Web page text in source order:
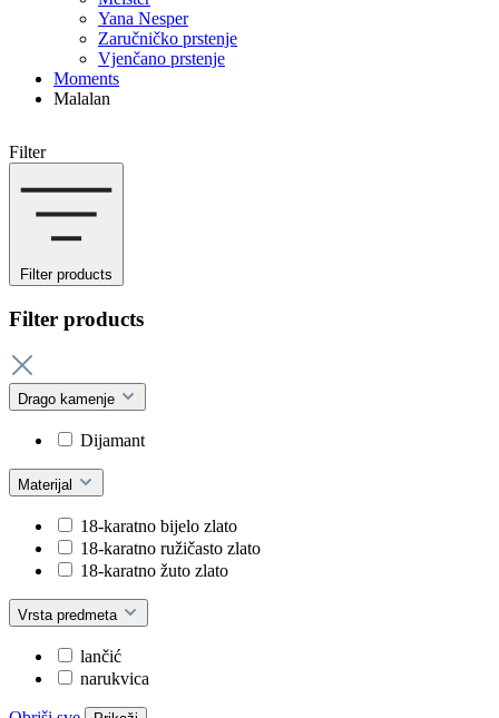
Yana Nesper
Zaručničko prstenje
Vjenčano prstenje
Moments
Malalan
Filter
Filter products
Filter products
Drago kamenje
Dijamant
Materijal
18-karatno bijelo zlato
18-karatno ružičasto zlato
18-karatno žuto zlato
Vrsta predmeta
lančić
narukvica